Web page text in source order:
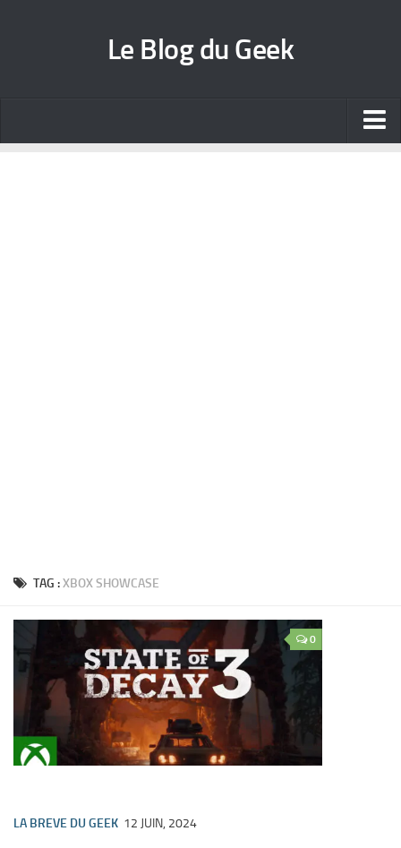
Le Blog du Geek
TAG :XBOX SHOWCASE
0
LA BREVE DU GEEK 12 JUIN, 2024